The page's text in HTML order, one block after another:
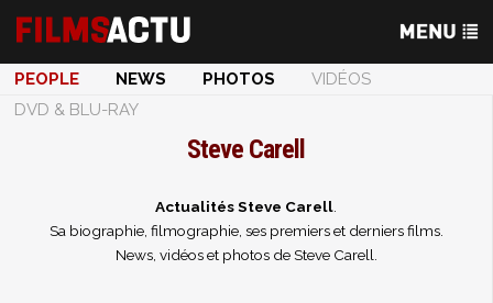
PEOPLE NEWS PHOTOS
VIDÉOS
DVD & BLU-RAY
Steve Carell
Actualités Steve Carell
Sa biographie, filmographie, ses premiers et derniers films.
News, vidéos et photos de Steve Carell.